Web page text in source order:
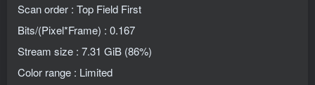
Scan order : Top Field First
Bits/(Pixel*Frame) : 0.167
Stream size : 7.31 GiB (86%)
Color range : Limited